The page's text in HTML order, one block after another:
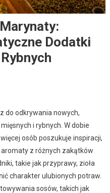
Dodatki
do odkrywania nowych,
i rybnych. W dobie
osób poszukuje inspiracji,
z różnych zakątków
takie jak przyprawy, zioła
charakter ulubionych potraw.
sosów, takich jak